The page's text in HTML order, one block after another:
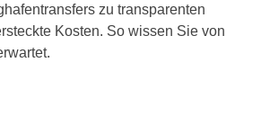
zu transparenten
Kosten. So wissen Sie von